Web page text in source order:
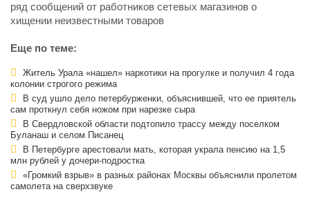
ряд сообщений от работников сетевых магазинов о
хищении неизвестными товаров
Еще по теме:
Житель Урала «нашел» наркотики на прогулке и получил 4 года
колонии строгого режима
В суд ушло дело петербурженки, объяснившей, что ее приятель
сам проткнул себя ножом при нарезке сыра
В Свердловской области подтопило трассу между поселком
Буланаш и селом Писанец
В Петербурге арестовали мать, которая украла пенсию на 1,5
млн рублей у дочери-подростка
«Громкий взрыв» в разных районах Москвы объяснили пролетом
самолета на сверхзвуке